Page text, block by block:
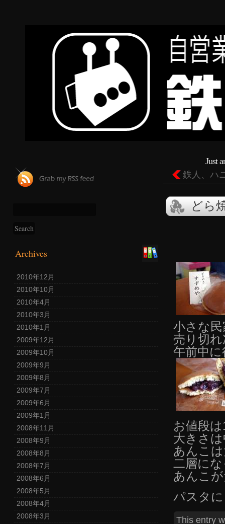
Just
Archives
2010年12月
2010年10月
2010年4月
2010年3月
2010年1月
2009年12月
2009年10月
2009年9月
2009年8月
2009年7月
2009年6月
2009年1月
2008年11月
2008年9月
2008年8月
2008年7月
2008年6月
2008年5月
2008年4月
2008年3月
鉄人、ハ
どら
小さな
売り切
午前中
お値段
大きさ
あんこ
二層に
あんこ
パスタ
This entry